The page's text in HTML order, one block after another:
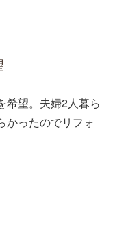
希望。夫婦2人暮ら
かったのでリフォ